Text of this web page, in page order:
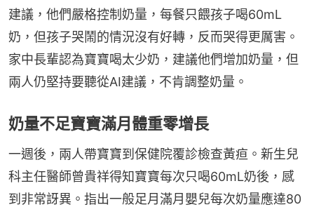
建議，他們嚴格控制奶量，每餐只餵孩子喝60mL
奶，但孩子哭鬧的情況沒有好轉，反而哭得更厲害。
家中長輩認為寶寶喝太少奶，建議他們增加奶量，但
兩人仍堅持要聽從AI建議，不肯調整奶量。
奶量不足寶寶滿月體重零增長
一週後，兩人帶寶寶到保健院覆診檢查黃疸。新生兒
科主任醫師曾貴祥得知寶寶每次只喝60mL奶後，感
到非常訝異。指出一般足月滿月嬰兒每次奶量應達80